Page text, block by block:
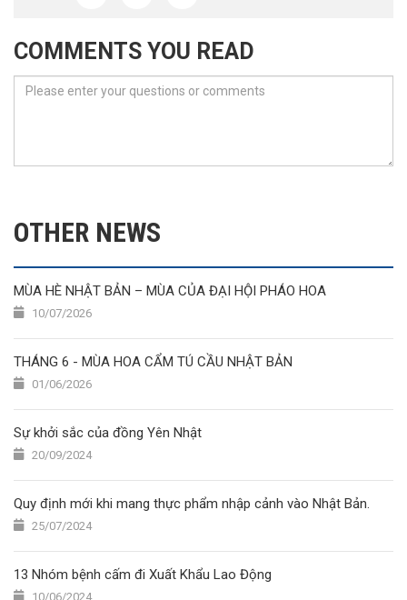
COMMENTS YOU READ
OTHER NEWS
MÙA HÈ NHẬT BẢN – MÙA CỦA ĐẠI HỘI PHÁO HOA
10/07/2026
THÁNG 6 - MÙA HOA CẨM TÚ CẦU NHẬT BẢN
01/06/2026
Sự khởi sắc của đồng Yên Nhật
20/09/2024
Quy định mới khi mang thực phẩm nhập cảnh vào Nhật Bản.
25/07/2024
13 Nhóm bệnh cấm đi Xuất Khẩu Lao Động
10/06/2024